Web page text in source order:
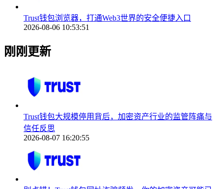
Trust钱包浏览器，打通Web3世界的安全便捷入口
2026-08-06 10:53:51
刚刚更新
Trust钱包大规模停用背后，加密资产行业的监管阵痛与
信任反思
2026-08-07 16:20:55